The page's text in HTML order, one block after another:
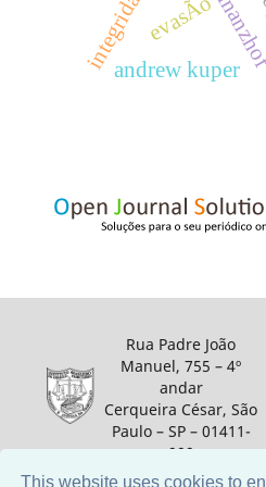
This website uses cookies to
integridade
andrew kuper
evasÃo
Rua Padre João
Manuel, 755 – 4º
andar
Cerqueira César, São
Paulo – SP – 01411-
900